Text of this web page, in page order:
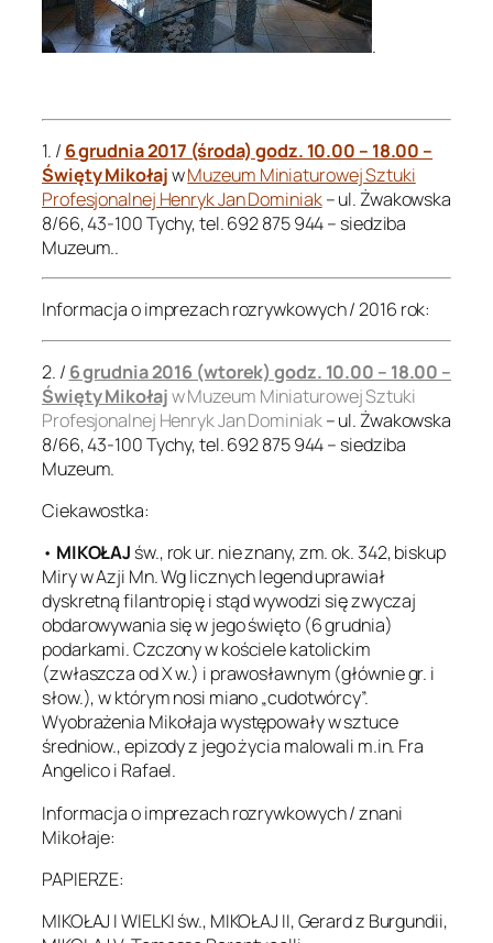
.
1. / 6 grudnia 2017 (środa) godz. 10.00 – 18.00 –
Święty MikołajwMuzeum Miniaturowej Sztuki
Profesjonalnej Henryk Jan Dominiak– ul. Żwakowska
8/66, 43-100 Tychy, tel. 692 875 944 – siedziba
Muzeum..
Informacja o imprezach rozrywkowych / 2016 rok:
2. / 6 grudnia 2016 (wtorek) godz. 10.00 – 18.00 –
Święty Mikołajw Muzeum Miniaturowej Sztuki
Profesjonalnej Henryk Jan Dominiak– ul. Żwakowska
8/66, 43-100 Tychy, tel. 692 875 944 – siedziba
Muzeum.
Ciekawostka:
• MIKOŁAJ św., rok ur. nie znany, zm. ok. 342, biskup
Miry w Azji Mn. Wg licznych legend uprawiał
dyskretną filantropię i stąd wywodzi się zwyczaj
obdarowywania się w jego święto (6 grudnia)
podarkami. Czczony w kościele katolickim
(zwłaszcza od X w.) i prawosławnym (głównie gr. i
słow.), w którym nosi miano „cudotwórcy”.
Wyobrażenia Mikołaja występowały w sztuce
średniow., epizody z jego życia malowali m.in. Fra
Angelico i Rafael.
Informacja o imprezach rozrywkowych / znani
Mikołaje:
PAPIERZE:
MIKOŁAJ I WIELKI św., MIKOŁAJ II, Gerard z Burgundii,